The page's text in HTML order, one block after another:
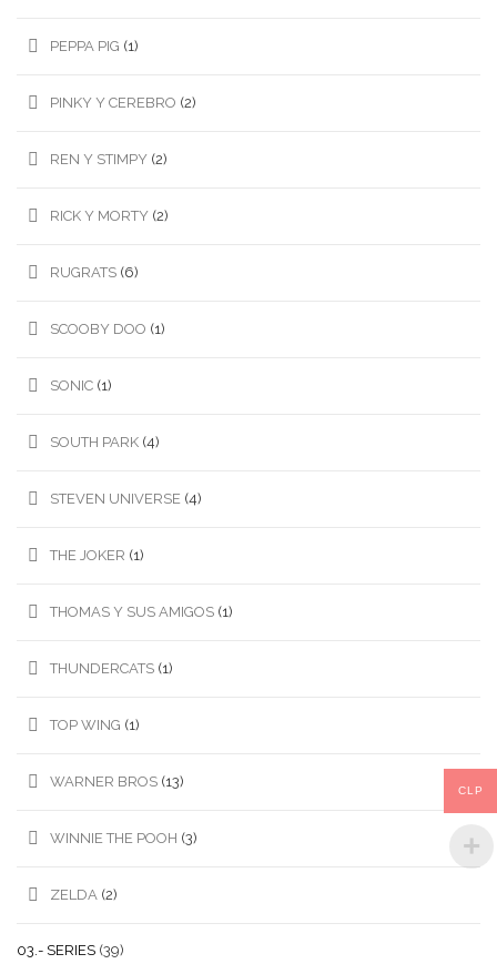
PEPPA PIG (1)
PINKY Y CEREBRO (2)
REN Y STIMPY (2)
RICK Y MORTY (2)
RUGRATS (6)
SCOOBY DOO (1)
SONIC (1)
SOUTH PARK (4)
STEVEN UNIVERSE (4)
THE JOKER (1)
THOMAS Y SUS AMIGOS (1)
THUNDERCATS (1)
TOP WING (1)
WARNER BROS (13)
WINNIE THE POOH (3)
ZELDA (2)
03.- SERIES (39)
CLP